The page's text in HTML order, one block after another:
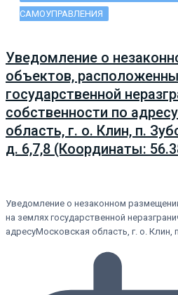
САМОУПРАВЛЕНИЯ
Уведомление о
объектов,
государственной
собственности по
область, г. о. Клин, п.
д. 6,7,8 (Координаты:
Уведомление о незаконном
на землях государственной
адресуМосковская область, г. о. Клин,